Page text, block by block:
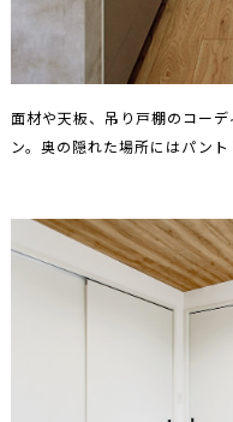
面材や天板、吊り戸棚のコー
ン。奥の隠れた場所にはパン